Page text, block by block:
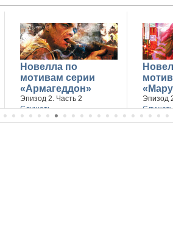
Новелла по
мотивам серии
«Армагеддон»
Эпизод 2. Часть 2
Слушать
Эпизод
Слушать